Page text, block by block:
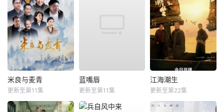
米良与麦青
更新至第11集
蓝嘴唇
更新至第11集
江海潮生
更新至第22集